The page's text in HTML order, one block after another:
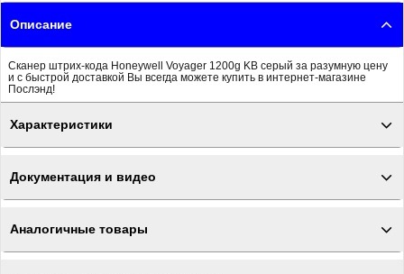
Описание
Сканер штрих-кода Honeywell Voyager 1200g KB серый за разумную цену
и с быстрой доставкой Вы всегда можете купить в интернет-магазине
Послэнд!
Характеристики
Документация и видео
Аналогичные товары